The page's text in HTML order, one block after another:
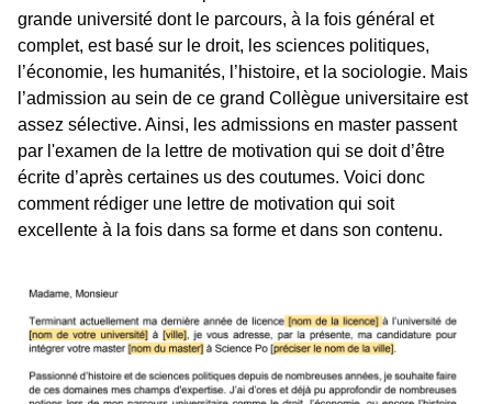
grande université dont le parcours, à la fois général et
complet, est basé sur le droit, les sciences politiques,
l’économie, les humanités, l’histoire, et la sociologie. Mais
l’admission au sein de ce grand Collègue universitaire est
assez sélective. Ainsi, les admissions en master passent
par l'examen de la lettre de motivation qui se doit d’être
écrite d’après certaines us des coutumes. Voici donc
comment rédiger une lettre de motivation qui soit
excellente à la fois dans sa forme et dans son contenu.